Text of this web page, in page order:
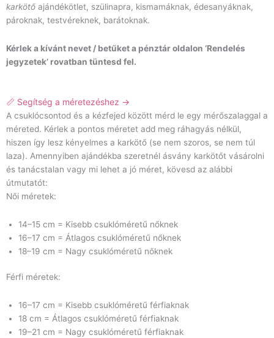
karkötő ajándékötlet, szülinapra, kismamáknak, édesanyáknak,
pároknak, testvéreknek, barátoknak.
Kérlek a kívánt nevet / betűket a pénztár oldalon ‘Rendelés
jegyzetek’ rovatban tüntesd fel.
📏 Segítség a méretezéshez →
A csuklócsontod és a kézfejed között mérd le egy mérőszalaggal a
méreted. Kérlek a pontos méretet add meg ráhagyás nélkül,
hiszen így lesz kényelmes a karkötő (se nem szoros, se nem túl
laza). Amennyiben ajándékba szeretnél ásvány karkötőt vásárolni
és tanácstalan vagy mi lehet a jó méret, kövesd az alábbi
útmutatót:
Női méretek:
14–15 cm = Kisebb csuklóméretű nőknek
16–17 cm = Átlagos csuklóméretű nőknek
18–19 cm = Nagy csuklóméretű nőknek
Férfi méretek:
16–17 cm = Kisebb csuklóméretű férfiaknak
18 cm = Átlagos csuklóméretű férfiaknak
19–21 cm = Nagy csuklóméretű férfiaknak